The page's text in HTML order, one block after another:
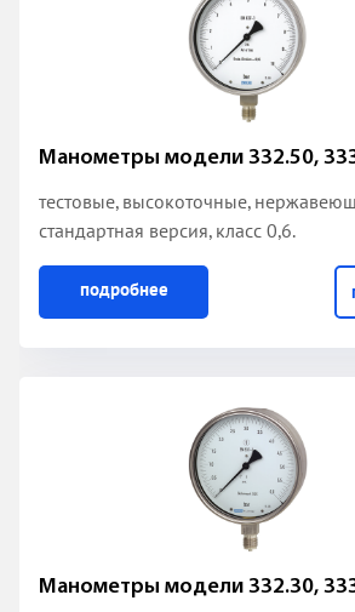
Манометры модели 332.50,
тестовые, высокоточные,
стандартная версия, класс 0,6.
подробнее
Манометры модели 332.30,